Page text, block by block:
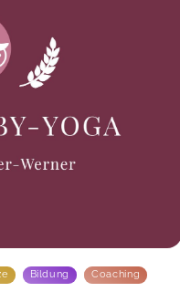
Bildung Coaching